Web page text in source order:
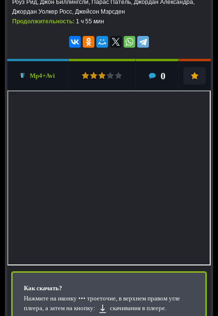
Роуз Рид, Джон Биллингсли, Парас Патель, Джордан Александра,
Джордан Уолкер Росс, Джейсон Мэрсден
Продолжительность: 1 ч 55 мин
Mp4+Avi 0
Как скачать?
Нажмите на иконку ••• троеточие, в верхнем правом угле
плеера, а затем на кнопку:
скачивания в плеере.